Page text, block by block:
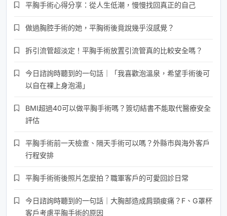
平胸手術心得分享：從人生低潮，慢慢找回真正的自己
做過胸腔手術的她，平胸術後竟說幾乎沒感覺？
拆引流管超淡定！平胸手術放置引流管真的比較安全嗎？
今日諮詢時聽到的一句話｜「我喜歡泡溫泉，希望手術後可
以自在裸上身泡湯」
BMI超過40可以做平胸手術嗎？簽切結書不能取代醫療安全
評估
平胸手術前一天檢查、隔天手術可以嗎？外縣市與海外客戶
行程安排
平胸手術術後照片怎麼拍？職軍客戶的可愛回診日常
今日諮詢時聽到的一句話｜大胸部造成肩頸痠痛？F、G罩杯
客戶考慮平胸手術的原因